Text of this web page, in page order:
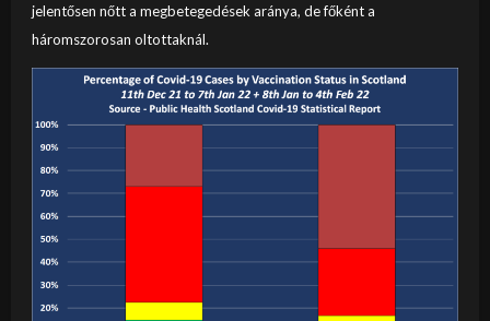
jelentősen nőtt a megbetegedések aránya, de főként a
háromszorosan oltottaknál.